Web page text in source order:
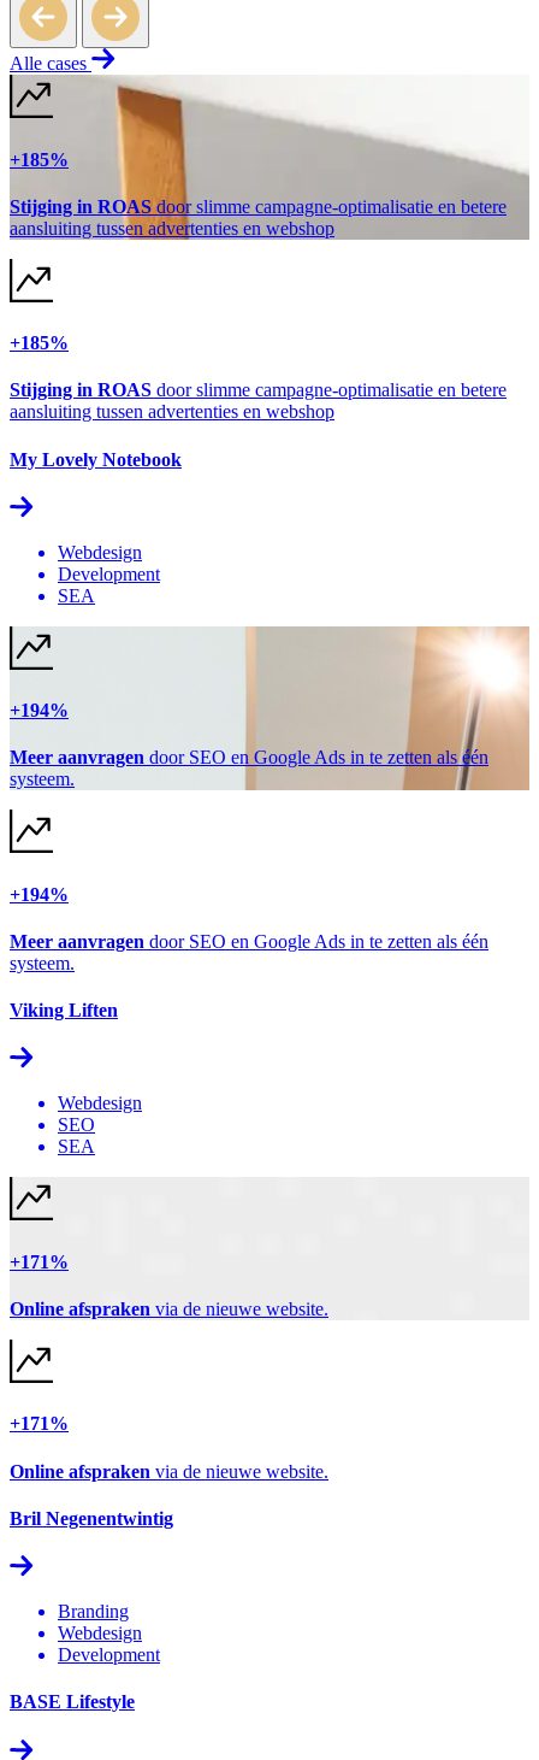
Alle cases
+185%
Stijging in ROAS door slimme campagne-optimalisatie en betere
aansluiting tussen advertenties en webshop
+185%
Stijging in ROAS door slimme campagne-optimalisatie en betere
aansluiting tussen advertenties en webshop
My Lovely Notebook
Webdesign
Development
SEA
+194%
Meer aanvragen door SEO en Google Ads in te zetten als één
systeem.
+194%
Meer aanvragen door SEO en Google Ads in te zetten als één
systeem.
Viking Liften
Webdesign
SEO
SEA
+171%
Online afspraken via de nieuwe website.
+171%
Online afspraken via de nieuwe website.
Bril Negenentwintig
Branding
Webdesign
Development
BASE Lifestyle